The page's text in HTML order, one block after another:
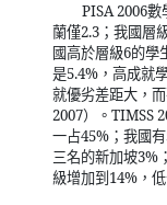
PISA 2006數
蘭僅2.3 ；我國層
國高於層級6的學
是5.4% ，高成就
就優劣差距大，
2007）。 TIMSS
一占45% ；我國有
三名的新加坡3%
級增加到14% ，